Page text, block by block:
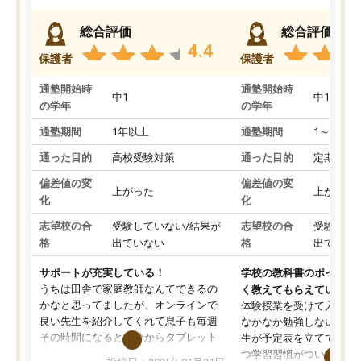
保護者
総合評価
4.4
通塾開始時
の学年
中1
通塾期間 1年以上
通った目的 高校受験対策
偏差値の変
化
上がった
志望校の合
格
受験していない/結果が
出ていない
サポートが充実している！
うちは田舎で家庭教師なんてできるの
かなと思ってましたが、オンラインで
良い先生を紹介してくれて息子も毎週
その時間になると自分からタブレット
を開いてzoomを繋げるようになりまし
保護者
総合評価
通塾開始時
の学年
中1
通塾期間 1～3ヵ月
通った目的 定期テス
偏差値の変
化
上がった
志望校の合
格
受験して
出ていな
学校の教科書のポイント
く教えてもらえている
体験授業を受けて入塾し
なかなか勉強しない息子
生が予定表を立ててくれ
つ学習習慣がついてきま